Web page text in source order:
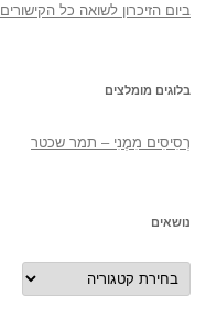
ביום הזיכרון לשואה כל הקישורים
בלוגים מומלצים
רְסִיסִים מִמֶנִי – תמר שכטר
נושאים
נושאים